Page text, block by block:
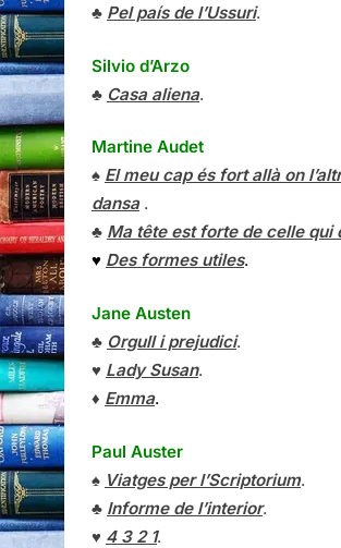
♣ Pel país de l’Ussuri.
Silvio d’Arzo
♣ Casa aliena.
Martine Audet
♠ El meu cap és fort allà on
dansa.
♣ Ma tête est forte de celle qui
♥ Des formes utiles.
Jane Austen
♣ Orgull i prejudici.
♥ Lady Susan.
♦ Emma.
Paul Auster
♠ Viatges per l’Scriptorium.
♣ Informe de l’interior.
♥ 4 3 2 1.